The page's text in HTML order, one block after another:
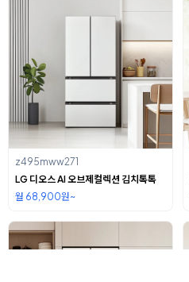
z495mww271
LG 디오스 AI 오브제컬렉션 김치톡톡
월 68,900원~